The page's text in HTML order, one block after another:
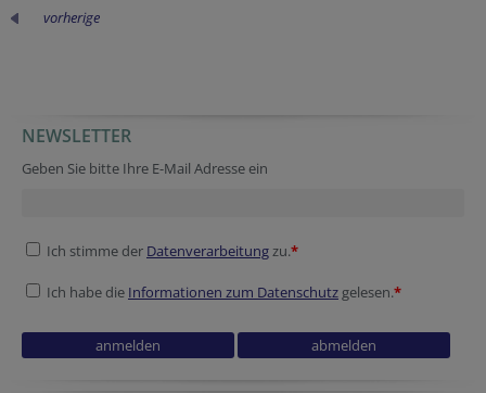
vorherige
NEWSLETTER
Geben Sie bitte Ihre E-Mail Adresse ein
Ich stimme der Datenverarbeitungzu.*
Ich habe die Informationen zum Datenschutz gelesen.*